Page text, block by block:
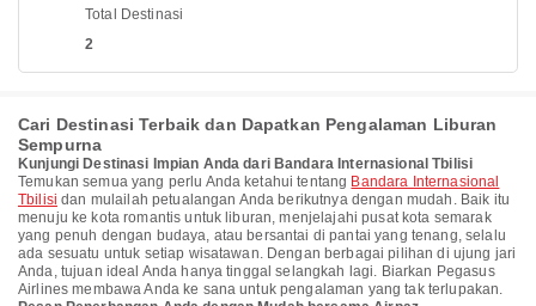
Total Destinasi
2
Cari Destinasi Terbaik dan Dapatkan Pengalaman Liburan
Sempurna
Kunjungi Destinasi Impian Anda dari Bandara Internasional Tbilisi
Temukan semua yang perlu Anda ketahui tentang Bandara Internasional
Tbilisi dan mulailah petualangan Anda berikutnya dengan mudah. Baik itu
menuju ke kota romantis untuk liburan, menjelajahi pusat kota semarak
yang penuh dengan budaya, atau bersantai di pantai yang tenang, selalu
ada sesuatu untuk setiap wisatawan. Dengan berbagai pilihan di ujung jari
Anda, tujuan ideal Anda hanya tinggal selangkah lagi. Biarkan Pegasus
Airlines membawa Anda ke sana untuk pengalaman yang tak terlupakan.